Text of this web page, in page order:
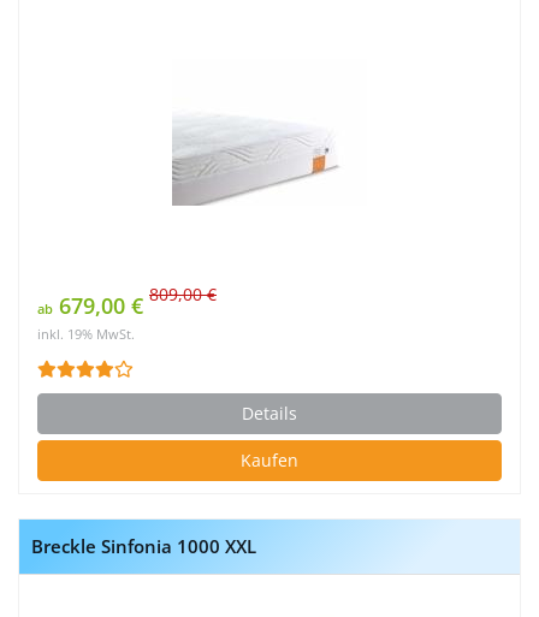
ab 679,00 € 809,00 €
inkl. 19% MwSt.
Details
Kaufen
Breckle Sinfonia 1000 XXL